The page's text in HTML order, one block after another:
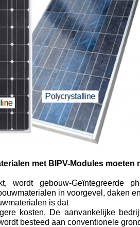
met BIPV-Modules moeten
gebouw-Geïntegreerde
in voorgevel, daken
is dat
kosten. De aanvankelijke
besteed aan conventionele